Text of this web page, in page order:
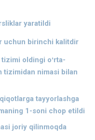
yaratildi
uchun birinchi kalitdir
oldingi oʻrta-
tizimidan nimasi bilan
tayyorlashga
1-soni chop etildi
joriy qilinmoqda